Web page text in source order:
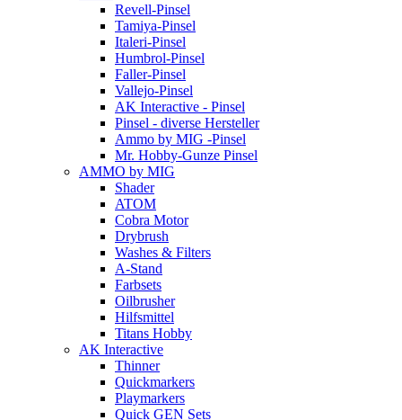
Revell-Pinsel
Tamiya-Pinsel
Italeri-Pinsel
Humbrol-Pinsel
Faller-Pinsel
Vallejo-Pinsel
AK Interactive - Pinsel
Pinsel - diverse Hersteller
Ammo by MIG -Pinsel
Mr. Hobby-Gunze Pinsel
AMMO by MIG
Shader
ATOM
Cobra Motor
Drybrush
Washes & Filters
A-Stand
Farbsets
Oilbrusher
Hilfsmittel
Titans Hobby
AK Interactive
Thinner
Quickmarkers
Playmarkers
Quick GEN Sets